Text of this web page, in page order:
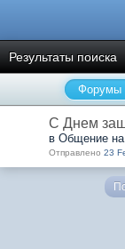
Результаты поиска
Форумы
С Днем
в Общение
Отправлено 23